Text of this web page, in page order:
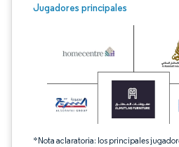
Jugadores principales
*Nota aclaratoria: los principales
Imagen © Mordor Intelligence. El uso